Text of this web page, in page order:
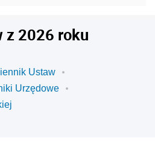
z 2026 roku
Ustaw
Urzędowe